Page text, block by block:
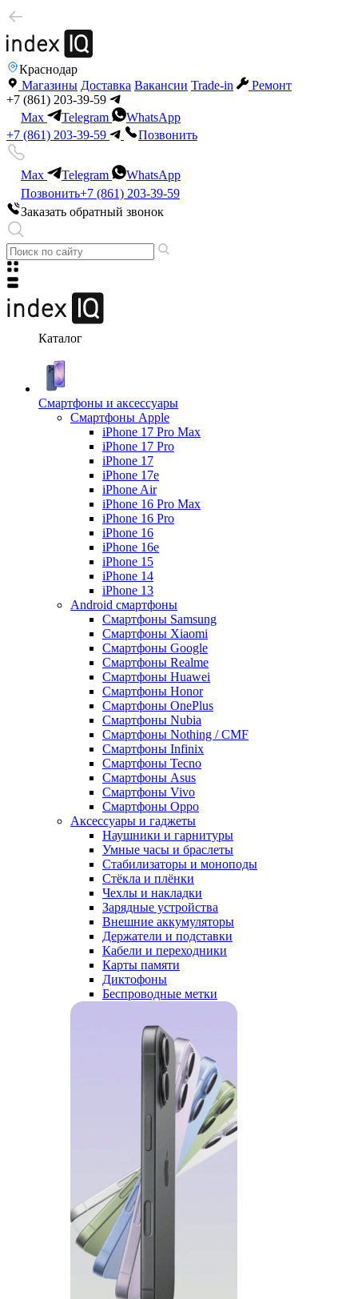
Краснодар
Магазины Доставка Вакансии Trade-in
Ремонт
+7 (861) 203-39-59
Max
Telegram
WhatsApp
+7 (861) 203-39-59
Позвонить
Max Telegram
WhatsApp
Позвонить+7 (861) 203-39-59
Заказать обратный звонок
Каталог
Смартфоны и аксессуары
Смартфоны Apple
iPhone 17 Pro Max
iPhone 17 Pro
iPhone 17
iPhone 17e
iPhone Air
iPhone 16 Pro Max
iPhone 16 Pro
iPhone 16
iPhone 16e
iPhone 15
iPhone 14
iPhone 13
Android cмартфоны
Смартфоны Samsung
Смартфоны Xiaomi
Смартфоны Google
Смартфоны Realme
Смартфоны Huawei
Смартфоны Honor
Смартфоны OnePlus
Смартфоны Nubia
Смартфоны Nothing / CMF
Смартфоны Infinix
Смартфоны Tecno
Смартфоны Asus
Смартфоны Vivo
Смартфоны Oppo
Аксессуары и гаджеты
Наушники и гарнитуры
Умные часы и браслеты
Стабилизаторы и моноподы
Стёкла и плёнки
Чехлы и накладки
Зарядные устройства
Внешние аккумуляторы
Держатели и подставки
Кабели и переходники
Карты памяти
Диктофоны
Беспроводные метки